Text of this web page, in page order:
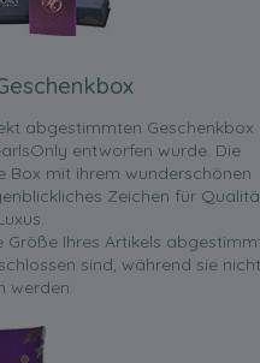
abgestimmten Geschenkbox
entworfen wurde. Die
Box mit ihrem wunderschönen
Zeichen für
Ihres Artikels
sind, während sie nicht
werden.